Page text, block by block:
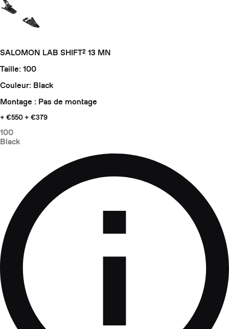
SALOMON LAB SHIFT² 13 MN
Taille: 100
Couleur: Black
Montage : Pas de montage
+ €550 + €379
100
Black